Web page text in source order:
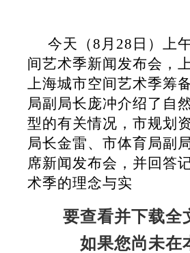
今天（8月28日）上
间艺术季新闻发布会，
上海城市空间艺术季筹
局副局长庞冲介绍了自
型的有关情况，市规划
局长金雷、市体育局副
席新闻发布会，并回答
术季的理念与实
要查看并下载全
如果您尚未在